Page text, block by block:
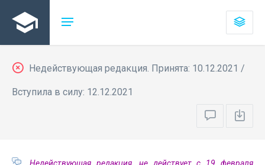
Недействующая редакция. Принята: 10.12.2021 /
Вступила в силу: 12.12.2021